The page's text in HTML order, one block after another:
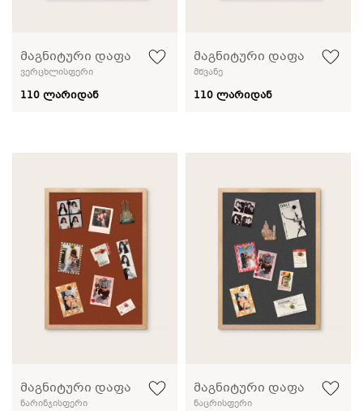
მაგნიტური დაფა
ვერცხლისფერი
110 ლარიდან
მაგნიტური დაფა
მწვანე
110 ლარიდან
მაგნიტური დაფა
ნარინჯისფერი
მაგნიტური დაფა
ნაცრისფერი